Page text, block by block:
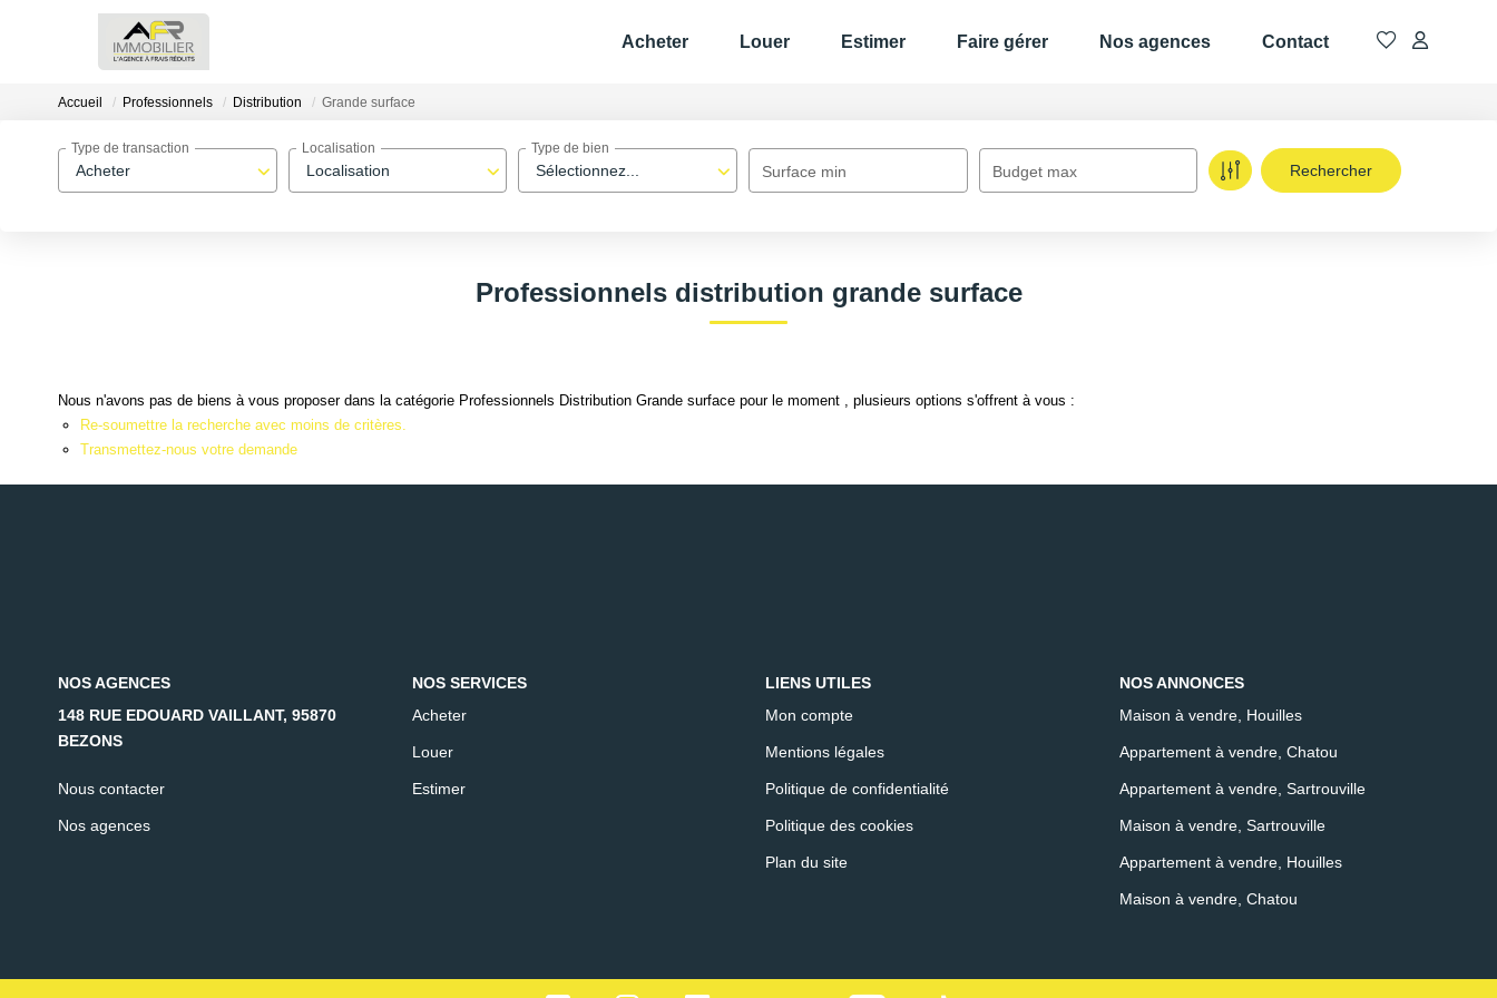
Acheter Louer Estimer Faire gérer Nos agences Contact
Accueil Professionnels Distribution Grande surface
Acheter
Type de transaction
Localisation
Localisation
Sélectionnez...
Type de bien
Surface min Budget max
Professionnels distribution grande surface
Nous n'avons pas de biens à vous proposer dans la catégorie Professionnels Distribution Grande surface pour le moment , plusieurs options s'offrent à vous :
Re-soumettre la recherche avec moins de critères.
Transmettez-nous votre demande
NOS AGENCES
148 RUE EDOUARD VAILLANT, 95870
BEZONS
Nous contacter
Nos agences
NOS SERVICES
Acheter
Louer
Estimer
LIENS UTILES
Mon compte
Mentions légales
Politique de confidentialité
Politique des cookies
Plan du site
NOS ANNONCES
Maison à vendre, Houilles
Appartement à vendre, Chatou
Appartement à vendre, Sartrouville
Maison à vendre, Sartrouville
Appartement à vendre, Houilles
Maison à vendre, Chatou